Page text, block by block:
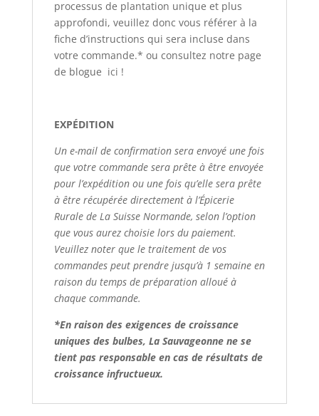
processus de plantation unique et plus
approfondi, veuillez donc vous référer à la
fiche d’instructions qui sera incluse dans
votre commande.* ou consultez notre page
de blogue ici !
EXPÉDITION
Un e-mail de confirmation sera envoyé une fois
que votre commande sera prête à être envoyée
pour l’expédition ou une fois qu’elle sera prête
à être récupérée directement à l’Épicerie
Rurale de La Suisse Normande, selon l’option
que vous aurez choisie lors du paiement.
Veuillez noter que le traitement de vos
commandes peut prendre jusqu’à 1 semaine en
raison du temps de préparation alloué à
chaque commande.
*En raison des exigences de croissance
uniques des bulbes, La Sauvageonne ne se
tient pas responsable en cas de résultats de
croissance infructueux.